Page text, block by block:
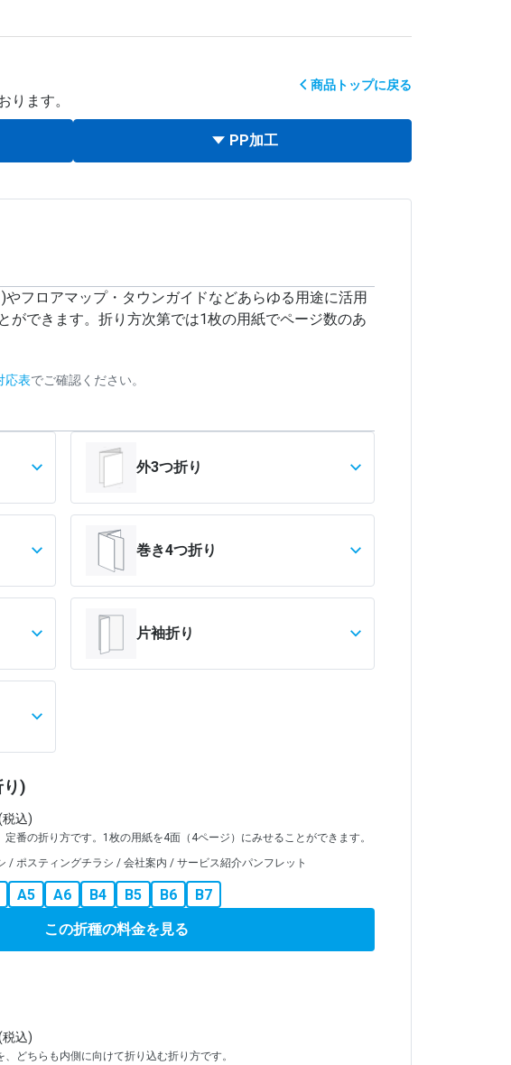
ります。
商品トップに戻る
PP加工
フロアマップ・タウンガイドなどあらゆる用途に活用
ができます。折り方次第では1枚の用紙でページ数のあ
応表でご確認ください。
外3つ折り
巻き4つ折り
片袖折り
り)
税込)
番の折り方です。1枚の用紙を4面（4ページ）にみせることができます。
/ ポスティングチラシ / 会社案内 / サービス紹介パンフレット
A5 A6 B4 B5 B6 B7
この折種の料金を見る
税込)
どちらも内側に向けて折り込む折り方です。